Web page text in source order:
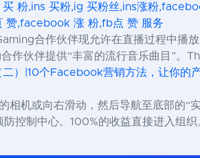
买 粉,ins 买粉,ig 买粉丝,ins涨粉
,facebook 涨 粉,fb点 赞 服务
合作伙伴现允许在直播过程中播
作伙伴提供“丰富的流行音乐曲目”。
）|10个Facebook营销方法，让你
机或向右滑动，然后导航至底部的“
防控制中心。100%的收益直接进入组